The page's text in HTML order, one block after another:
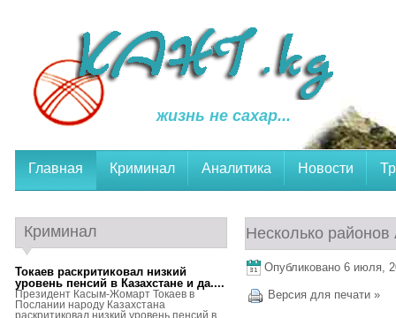
жизнь не сахар...
Главная Криминал Аналитика Новости
Несколько районов
Опубликовано 6 июля,
Версия для печати »
Криминал
Токаев раскритиковал низкий
уровень пенсий в Казахстане и да....
Президент Касым-Жомарт Токаев в
Послании народу Казахстана
раскритиковал низкий уровень пенсий в